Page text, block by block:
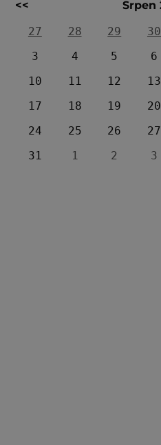
<< Srpen
27
28 29 30
3
4 5 6
10
11 12 13
17
18 19 20
24
25 26 27
31
1 2 3